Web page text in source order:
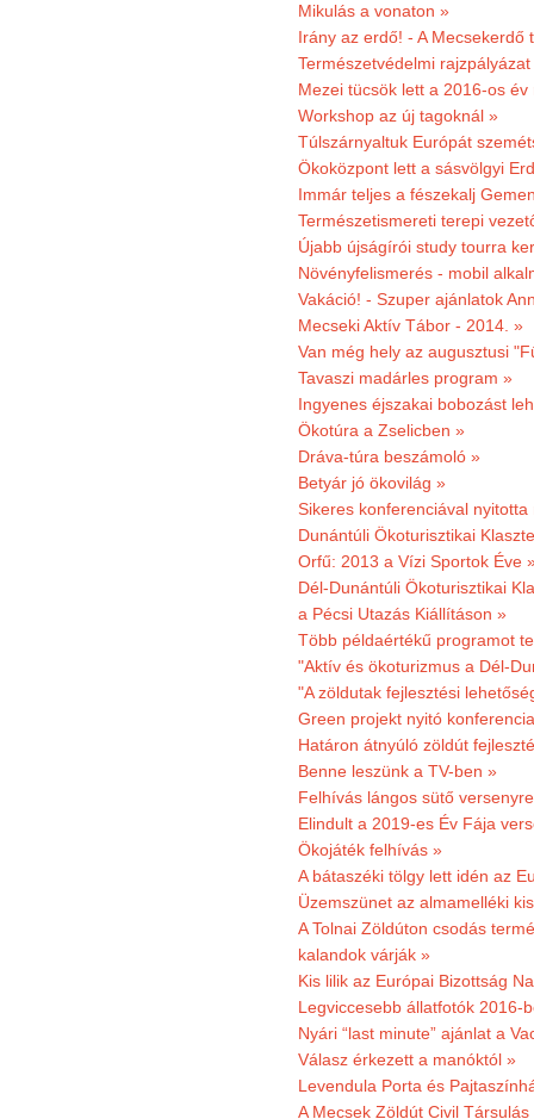
Mikulás a vonaton »
Irány az erdő! - A
Természetvédelmi
Mezei tücsök lett a 2016-os év
Workshop az új tagoknál »
Túlszárnyaltuk Európát
Ökoközpont lett a sásvölgyi
Immár teljes a fészekalj
Természetismereti terepi
Újabb újságírói study tourra
Növényfelismerés - mobil
Vakáció! - Szuper ajánlatok
Mecseki Aktív Tábor - 2014. »
Van még hely az augusztusi
Tavaszi madárles program »
Ingyenes éjszakai bobozást
Ökotúra a Zselicben »
Dráva-túra beszámoló »
Betyár jó ökovilág »
Sikeres konferenciával
Dunántúli Ökoturisztikai
Orfű: 2013 a Vízi Sportok Éve
Dél-Dunántúli Ökoturisztikai
a Pécsi Utazás Kiállításon »
Több példaértékű programot
"Aktív és ökoturizmus a Dél-
"A zöldutak fejlesztési
Green projekt nyitó
Határon átnyúló zöldút
Benne leszünk a TV-ben »
Felhívás lángos sütő
Elindult a 2019-es Év Fája
Ökojáték felhívás »
A bátaszéki tölgy lett idén az
Üzemszünet az almamelléki
A Tolnai Zöldúton csodás
kalandok várják »
Kis lilik az Európai Bizottság
Legviccesebb állatfotók 2016-
Nyári “last minute” ajánlat a
Válasz érkezett a manóktól »
Levendula Porta és
A Mecsek Zöldút Civil